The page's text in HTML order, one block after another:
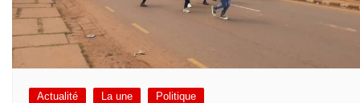
Actualité La une Politique